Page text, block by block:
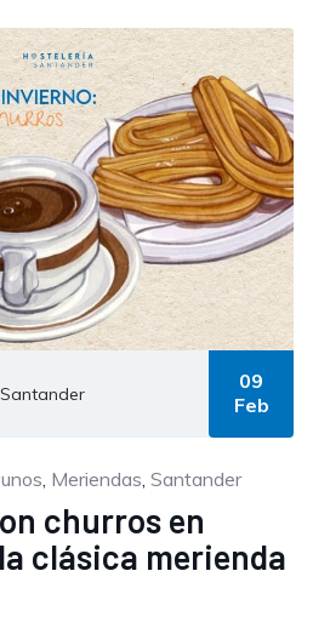
09
Feb
Meriendas Santander
churros en
clásica merienda